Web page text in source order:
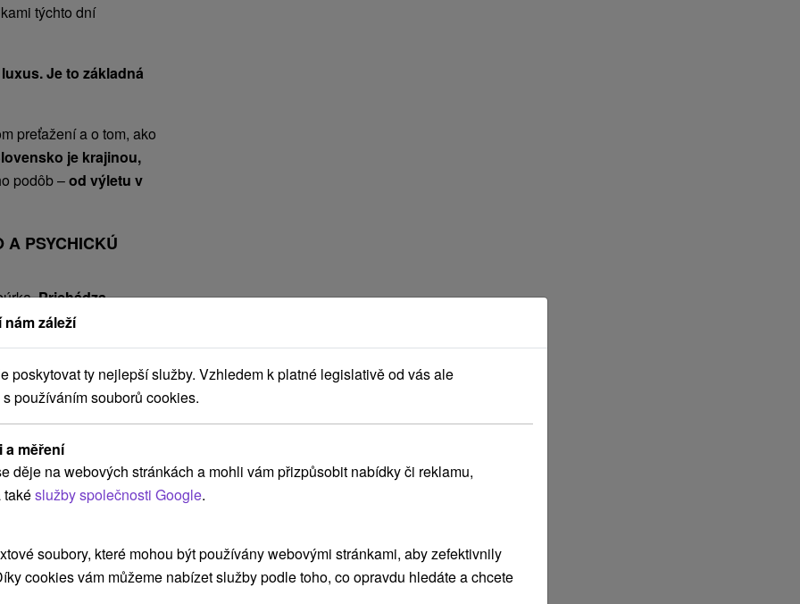
týchto dní
Je to základná
preťažení a o tom, ako
je krajinou,
podôb –od výletu v
A PSYCHICKÚ
Prichádza
sa kopia, spánok je
do pohody ani
doma, problémy s
nedostatok pohybu,
záleží
poskytovat ty nejlepší služby. Vzhledem k platné legislativě od vás ale
používáním souborů cookies.
a měření
děje na webových stránkách a mohli vám přizpůsobit nabídky či reklamu,
takéslužby společnosti Google.
soubory, které mohou být používány webovými stránkami, aby zefektivnily
cookies vám můžeme nabízet služby podle toho, co opravdu hledáte a chcete